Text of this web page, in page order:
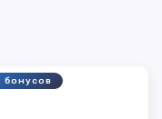
бонусов